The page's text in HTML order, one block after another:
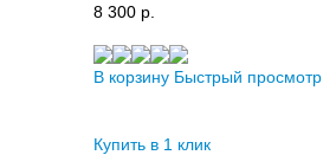
8 300 p.
В корзину Быстрый просмотр
Купить в 1 клик